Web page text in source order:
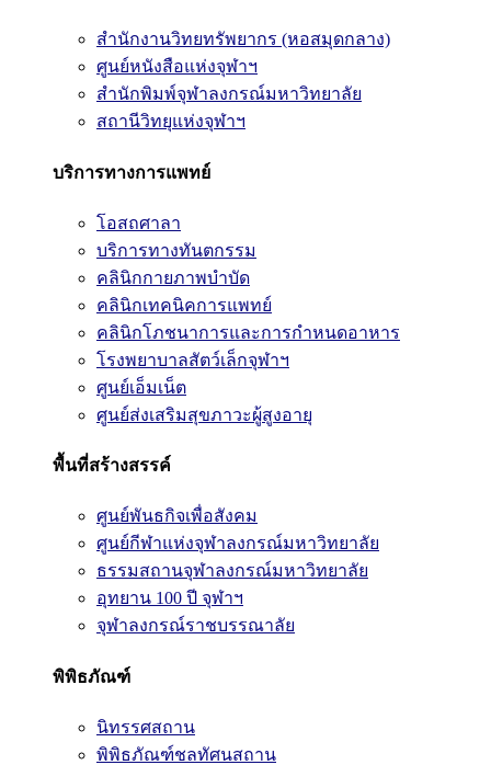
สำนักงานวิทยทรัพยากร (หอสมุดกลาง)
ศูนย์หนังสือแห่งจุฬาฯ
สำนักพิมพ์จุฬาลงกรณ์มหาวิทยาลัย
สถานีวิทยุแห่งจุฬาฯ
บริการทางการแพทย์
โอสถศาลา
บริการทางทันตกรรม
คลินิกกายภาพบำบัด
คลินิกเทคนิคการแพทย์
คลินิกโภชนาการและการกำหนดอาหาร
โรงพยาบาลสัตว์เล็กจุฬาฯ
ศูนย์เอ็มเน็ต
ศูนย์ส่งเสริมสุขภาวะผู้สูงอายุ
พื้นที่สร้างสรรค์
ศูนย์พันธกิจเพื่อสังคม
ศูนย์กีฬาแห่งจุฬาลงกรณ์มหาวิทยาลัย
ธรรมสถานจุฬาลงกรณ์มหาวิทยาลัย
อุทยาน 100 ปี จุฬาฯ
จุฬาลงกรณ์ราชบรรณาลัย
พิพิธภัณฑ์
นิทรรศสถาน
พิพิธภัณฑ์ชลทัศนสถาน